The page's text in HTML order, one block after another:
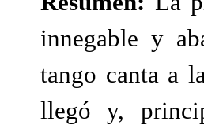
innegable y
tango canta a
llegó y,